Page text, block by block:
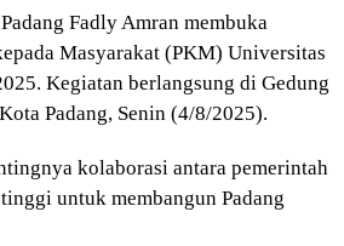
Fadly Amran membuka
Masyarakat (PKM) Universitas
Kegiatan berlangsung di Gedung
Padang, Senin (4/8/2025).
kolaborasi antara pemerintah
untuk membangun Padang